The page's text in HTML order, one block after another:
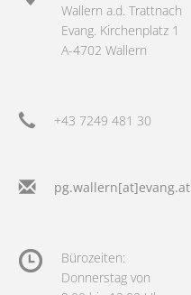
Wallern a.d. Trattnach
Evang. Kirchenplatz 1
A-4702 Wallern
+43 7249 481 30
pg.wallern[at]evang.at
Bürozeiten:
Donnerstag von